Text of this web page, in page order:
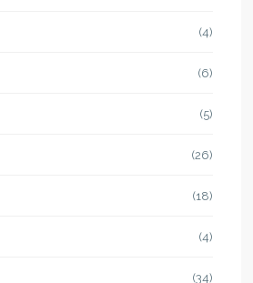
(4)
(6)
(5)
(26)
(18)
(4)
(34)